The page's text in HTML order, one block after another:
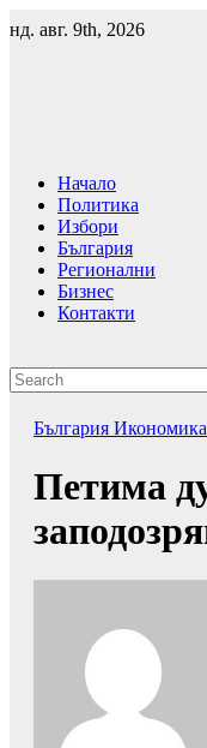
to
нд. авг. 9th, 2026
Начало
Политика
Избори
България
Регионални
Бизнес
Контакти
България Икономика
Петима